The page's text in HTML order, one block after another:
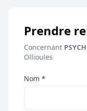
Prendre
Concernant
Ollioules
Nom *